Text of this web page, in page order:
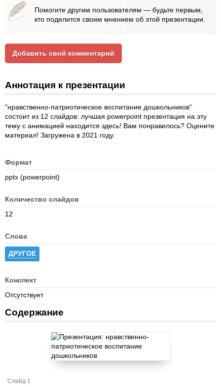
Помогите другим пользователям — будьте первым,
кто поделится своим мнением об этой презентации.
Добавить свой комментарий
Аннотация к презентации
"нравственно-патриотическое воспитание дошкольников"
состоит из 12 слайдов: лучшая powerpoint презентация на эту
тему с анимацией находится здесь! Вам понравилось? Оцените
материал! Загружена в 2021 году.
Формат
pptx (powerpoint)
Количество слайдов
12
Слова
ДРУГОЕ
Конспект
Отсутствует
Содержание
Слайд 1